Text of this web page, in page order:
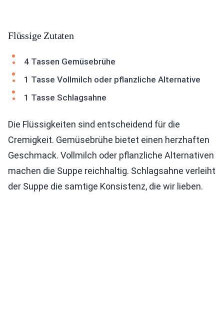
Flüssige Zutaten
4 Tassen Gemüsebrühe
1 Tasse Vollmilch oder pflanzliche Alternative
1 Tasse Schlagsahne
Die Flüssigkeiten sind entscheidend für die
Cremigkeit. Gemüsebrühe bietet einen herzhaften
Geschmack. Vollmilch oder pflanzliche Alternativen
machen die Suppe reichhaltig. Schlagsahne verleiht
der Suppe die samtige Konsistenz, die wir lieben.